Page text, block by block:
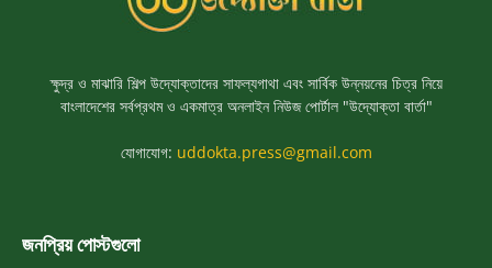
ক্ষুদ্র ও মাঝারি শিল্প উদ্যোক্তাদের সাফল্যগাথা এবং সার্বিক উন্নয়নের চিত্র নিয়ে
বাংলাদেশের সর্বপ্রথম ও একমাত্র অনলাইন নিউজ পোর্টাল "উদ্যোক্তা বার্তা"
যোগাযোগ: uddokta.press@gmail.com
জনপ্রিয় পোস্টগুলো